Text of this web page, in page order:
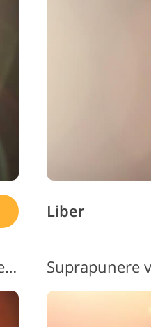
Liber
Videoclip gratuit cu suprapunere cu scurgeri de lumină nr. 11 "Rose Petals"